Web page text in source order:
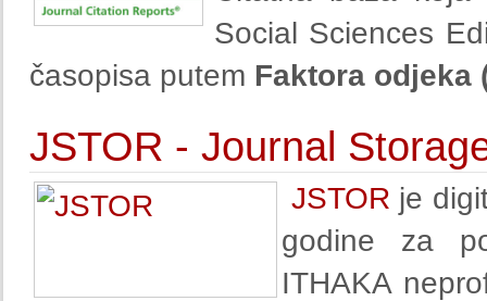
Social Sciences
časopisa putem Faktora odjeka
JSTOR - Journal
JSTOR je
godine za
ITHAKA